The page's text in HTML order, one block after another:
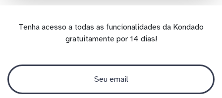
Tenha acesso a todas as funcionalidades da Kondado
gratuitamente por 14 dias!